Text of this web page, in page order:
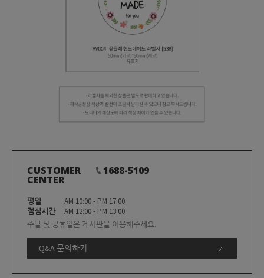
CUSTOMER
CENTER
1688-5109
평일
AM 10:00 - PM 17:00
점심시간
AM 12:00 - PM 13:00
주말 및 공휴일은 게시판을 이용해주세요.
Q&A 문의하기